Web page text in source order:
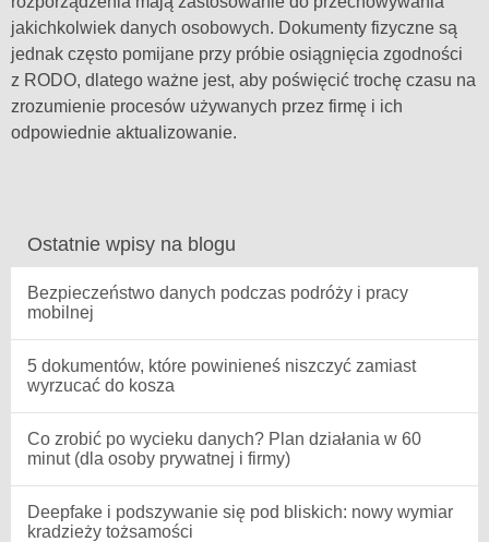
jakichkolwiek danych osobowych. Dokumenty fizyczne są
jednak często pomijane przy próbie osiągnięcia zgodności
z RODO, dlatego ważne jest, aby poświęcić trochę czasu na
zrozumienie procesów używanych przez firmę i ich
odpowiednie aktualizowanie.
Ostatnie wpisy na blogu
Bezpieczeństwo danych podczas podróży i pracy
mobilnej
5 dokumentów, które powinieneś niszczyć zamiast
wyrzucać do kosza
Co zrobić po wycieku danych? Plan działania w 60
minut (dla osoby prywatnej i firmy)
Deepfake i podszywanie się pod bliskich: nowy wymiar
kradzieży tożsamości